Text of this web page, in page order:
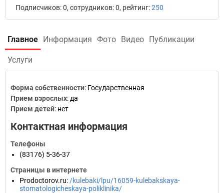
Подписчиков: 0, сотрудников: 0, рейтинг:250
Главное Информация Фото Видео Публикации
Услуги
Форма собственности: Государственная
Прием взрослых: да
Прием детей: нет
Контактная информация
Телефоны
(83176) 5-36-37
Страницы в интернете
Prodoctorov.ru: /kulebaki/lpu/16059-kulebakskaya-
stomatologicheskaya-poliklinika/